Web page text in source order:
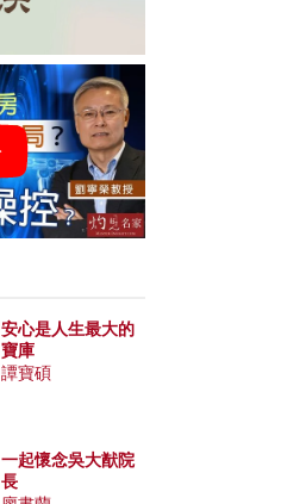
安心是人生最大的
寶庫
譚寶碩
一起懷念吳大猷院
長